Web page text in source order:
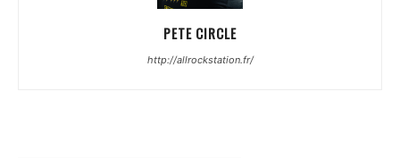
PETE CIRCLE
http://allrockstation.fr/